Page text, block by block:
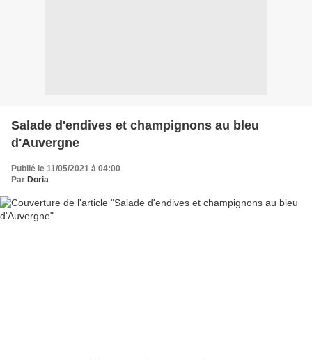
Salade d'endives et champignons au bleu
d'Auvergne
Publié le 11/05/2021 à 04:00
Par Doria